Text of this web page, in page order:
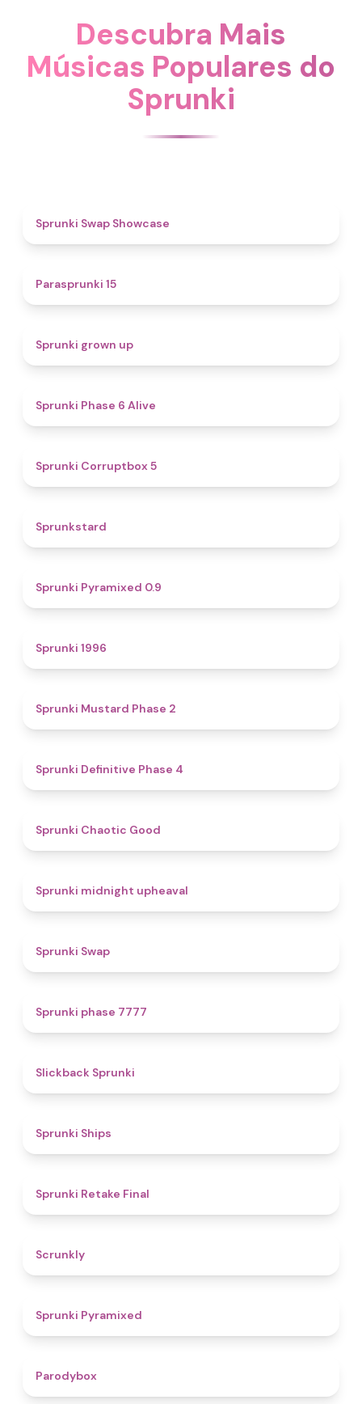
Descubra Mais
Músicas Populares do
Sprunki
Sprunki Swap Showcase
Parasprunki 15
Sprunki grown up
Sprunki Phase 6 Alive
Sprunki Corruptbox 5
Sprunkstard
Sprunki Pyramixed 0.9
Sprunki 1996
Sprunki Mustard Phase 2
Sprunki Definitive Phase 4
Sprunki Chaotic Good
Sprunki midnight upheaval
Sprunki Swap
Sprunki phase 7777
Slickback Sprunki
Sprunki Ships
Sprunki Retake Final
Scrunkly
Sprunki Pyramixed
Parodybox